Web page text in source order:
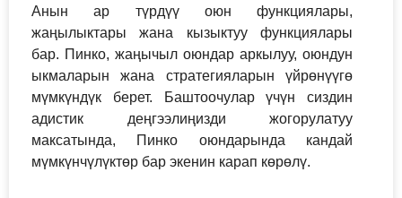
Анын ар түрдүү оюн функциялары,
жаңылыктары жана кызыктуу функциялары
бар. Пинко, жаңычыл оюндар аркылуу, оюндун
ыкмаларын жана стратегияларын үйрөнүүгө
мүмкүндүк берет. Баштоочулар үчүн сиздин
адистик деңгээлиңизди жогорулатуу
максатында, Пинко оюндарында кандай
мүмкүнчүлүктөр бар экенин карап көрөлү.